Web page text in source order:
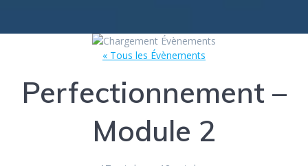
« Tous les Évènements
Perfectionnement –
Module 2